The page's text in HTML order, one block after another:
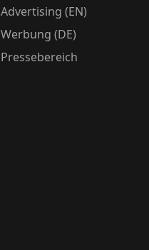
Advertising (EN)
Werbung (DE)
Pressebereich